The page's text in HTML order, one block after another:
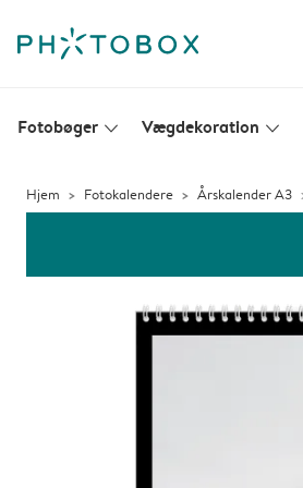
Fotobøger slim_arrow_down Vægdekoration slim_arrow_down
Hjem Fotokalendere Årskalender A3